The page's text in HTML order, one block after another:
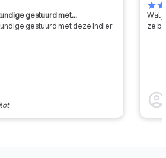
gestuurd met…
gestuurd met deze indier
starstar
Wat
ze
account_circle